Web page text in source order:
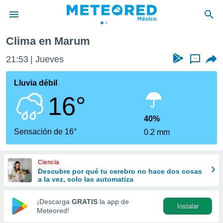
de
ha sido
para
que se
calidad.
a este
las
y
forma
digital
basada
Clima en Marum
21:53 Jueves ...
Lluvia débil
16°
Sensación de 16°
40%
0.2 mm
Ciencia
Descubre por qué tu cerebro no hace dos cosas
a la vez, solo las automatiza
¡Descarga GRATIS la app de
Meteored!
Instalar